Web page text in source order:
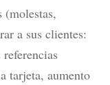
a sus clientes:
tarjeta, aumento